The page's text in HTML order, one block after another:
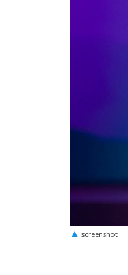
screenshot